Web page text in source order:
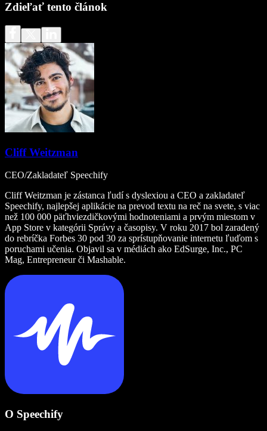
Zdieľať tento článok
Cliff Weitzman
CEO/Zakladateľ Speechify
Cliff Weitzman je zástanca ľudí s dyslexiou a CEO a zakladateľ
Speechify, najlepšej aplikácie na prevod textu na reč na svete, s viac
než 100 000 päťhviezdičkovými hodnoteniami a prvým miestom v
App Store v kategórii Správy a časopisy. V roku 2017 bol zaradený
do rebríčka Forbes 30 pod 30 za sprístupňovanie internetu ľuďom s
poruchami učenia. Objavil sa v médiách ako EdSurge, Inc., PC
Mag, Entrepreneur či Mashable.
O Speechify